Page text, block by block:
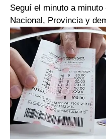
Seguí el minuto a
Nacional, Provincia y